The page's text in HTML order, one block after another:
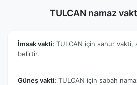
TULCAN namaz
İmsak vakti: TULCAN için sahur vakti,
belirtir.
Güneş vakti: TULCAN için sabah